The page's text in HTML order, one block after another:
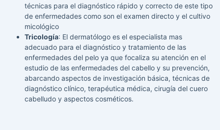
técnicas para el diagnóstico rápido y correcto de este tipo
de enfermedades como son el examen directo y el cultivo
micológico
Tricología: El dermatólogo es el especialista mas
adecuado para el diagnóstico y tratamiento de las
enfermedades del pelo ya que focaliza su atención en el
estudio de las enfermedades del cabello y su prevención,
abarcando aspectos de investigación básica, técnicas de
diagnóstico clínico, terapéutica médica, cirugía del cuero
cabelludo y aspectos cosméticos.